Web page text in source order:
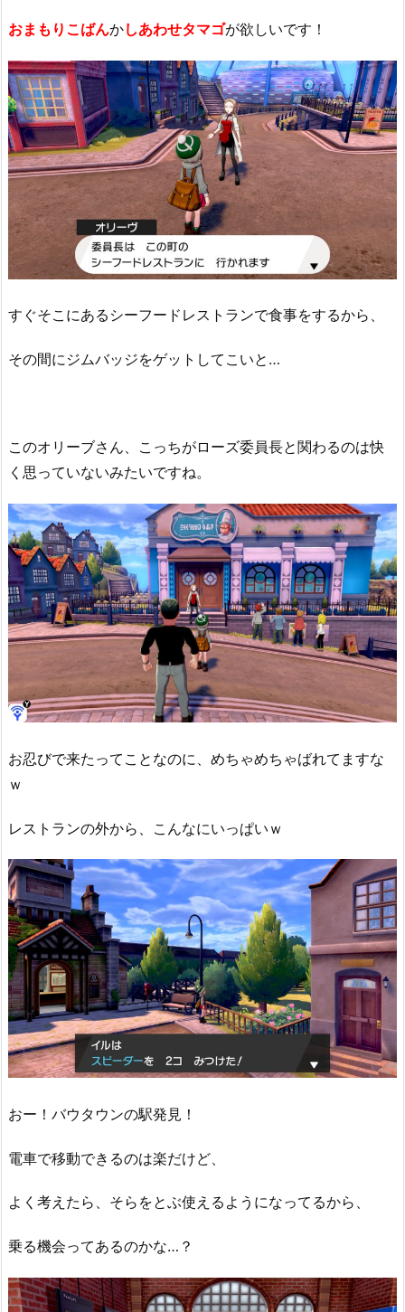
おまもりこばんかしあわせタマゴが欲しいです！
すぐそこにあるシーフードレストランで食事をするから、
その間にジムバッジをゲットしてこいと…
このオリーブさん、こっちがローズ委員長と関わるのは快
く思っていないみたいですね。
お忍びで来たってことなのに、めちゃめちゃばれてますな
ｗ
レストランの外から、こんなにいっぱいｗ
おー！バウタウンの駅発見！
電車で移動できるのは楽だけど、
よく考えたら、そらをとぶ使えるようになってるから、
乗る機会ってあるのかな…？